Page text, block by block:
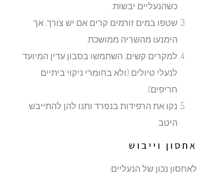
כשהנעליים יבשות.
שטפו במים זורמים קרים אם יש צורך, אך
הימנעו מהשריה ממושכת.
למקרים קשים, השתמשו בסבון עדין המיועד
לנעלי טיולים (ולא בחומרי ניקוי ביתיים
חריפים).
נקו את הרפידות בנפרד ותנו להן להתייבש
היטב.
אחסון וייבוש
לאחסון נכון של הנעליים: